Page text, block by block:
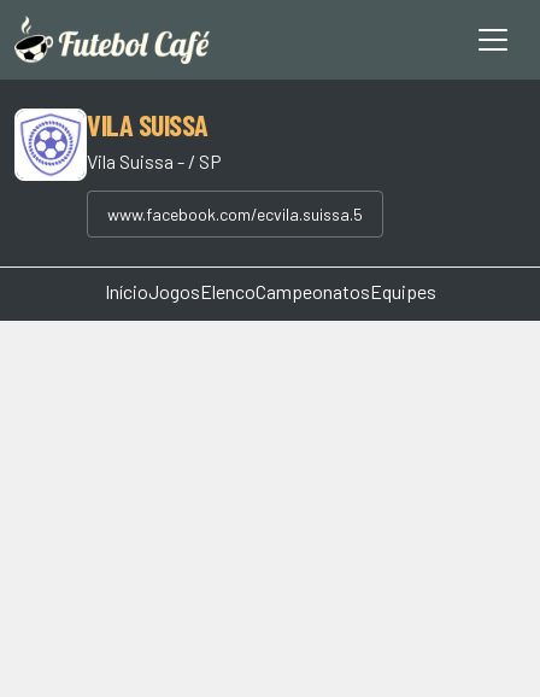
VILA SUISSA
Vila Suissa - / SP
www.facebook.com/ecvila.suissa.5
InícioJogosElencoCampeonatosEquipes